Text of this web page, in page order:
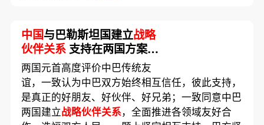
中国与巴勒斯坦国建立战略
伙伴关系支持在两国方案等
基础上恢复巴以和谈
两国元首高度评价中巴传统友
谊，一致认为中巴双方始终相互信任，彼此支持，
是真正的好朋友、好伙伴、好兄弟；一致同意中巴
两国建立战略伙伴关系，全面推进各领域友好合